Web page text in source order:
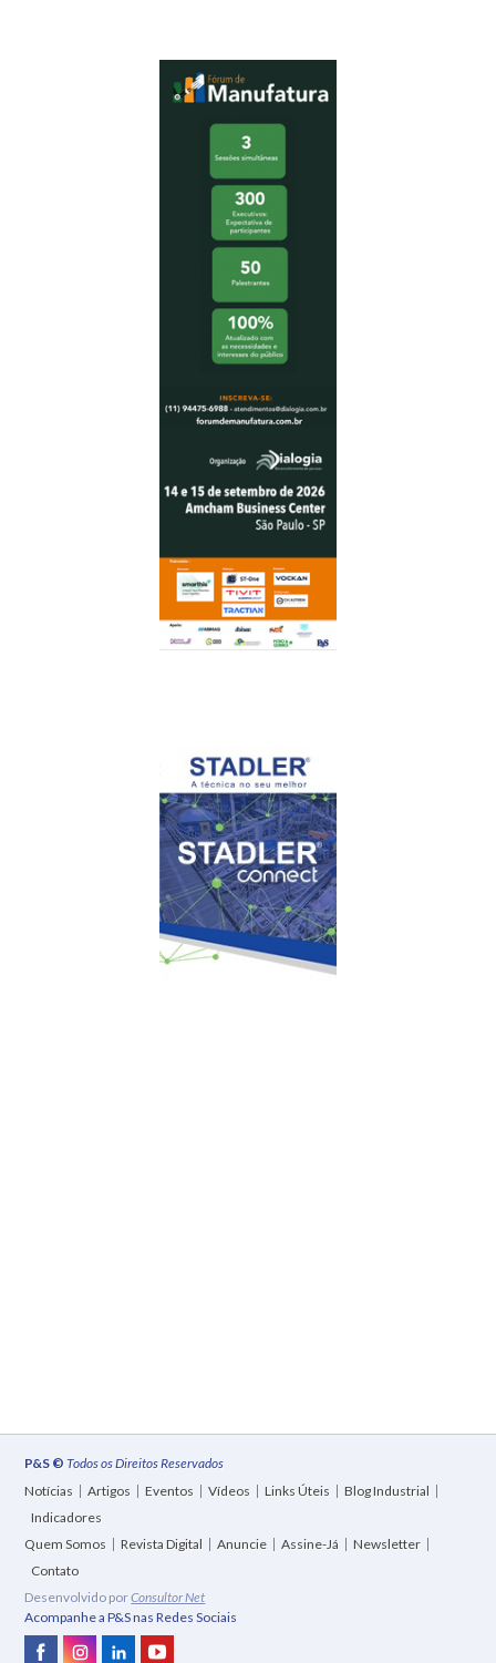
P&S © Todos os Direitos Reservados
Notícias
Artigos Eventos Vídeos Links Úteis
Blog Industrial
Indicadores
Quem Somos
Revista Digital Anuncie Assine-Já
Newsletter
Contato
Desenvolvido porConsultor Net
Acompanhe a P&S nas Redes Sociais